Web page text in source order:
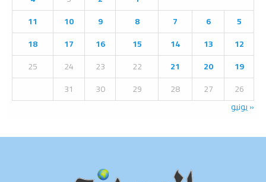
r
R
C
H
5
6
7
8
9
10
11
12
13
14
15
16
17
18
19
20
21
22
23
24
25
26
27
28
29
30
31
« يونيو